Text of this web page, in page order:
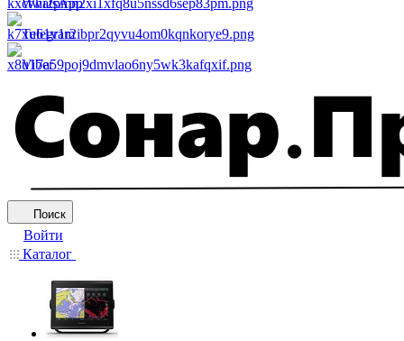
WhatsApp
Telegram
Viber
Поиск
Войти
Каталог